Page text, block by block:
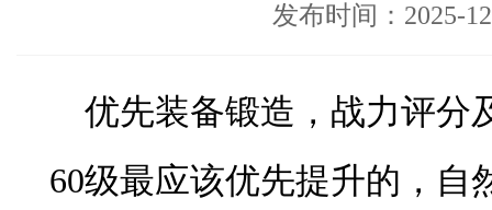
发布时间：2025-
优先装备锻造，战力评分
60级最应该优先提升的，自